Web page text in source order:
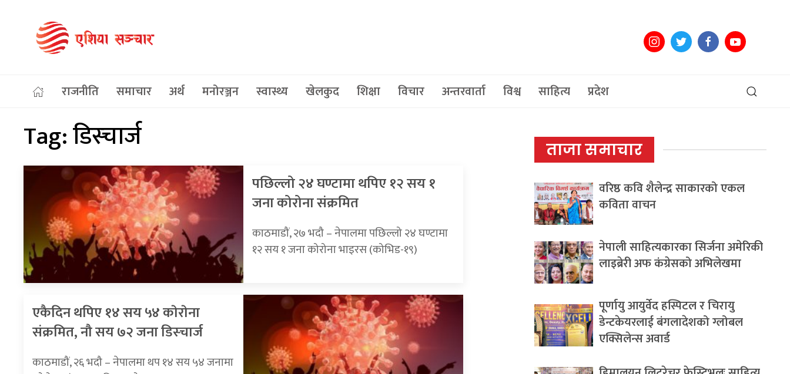
राजनीति समाचार अर्थ मनोरञ्जन स्वास्थ्य खेलकुद शिक्षा विचार अन्तरवार्ता विश्व साहित्य प्रदेश
Tag:डिस्चार्ज
पछिल्लो २४ घण्टामा थपिए १२ सय १
जना कोरोना संक्रमित
काठमाडौं, २७ भदौ – नेपालमा पछिल्लो २४ घण्टामा
१२ सय १ जना कोरोना भाइरस (कोभिड-१९)
एकैदिन थपिए १४ सय ५४ काेराेना
संक्रमित, नौ सय ७२ जना डिस्चार्ज
काठमाडौं, २६ भदौ – नेपालमा थप १४ सय ५४ जनामा
ताजा समाचार
वरिष्ठ कवि शैलेन्द्र साकारको एकल
कविता वाचन
नेपाली साहित्यकारका सिर्जना अमेरिकी
लाइब्रेरी अफ कंग्रेसको अभिलेखमा
पूर्णायु आयुर्वेद हस्पिटल र चिरायु
डेन्टकेयरलाई बंगलादेशको ग्लोबल
एक्सिलेन्स अवार्ड